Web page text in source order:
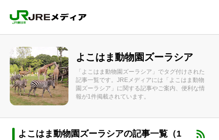
よこはま動物園ズーラシア
「よこはま動物園ズーラシア」でタグ付けされた
記事一覧です。JREメディアには「よこはま動物
園ズーラシア」に関する記事やご案内、便利な情
報が1件掲載されています。
よこはま動物園ズーラシアの記事一覧（1